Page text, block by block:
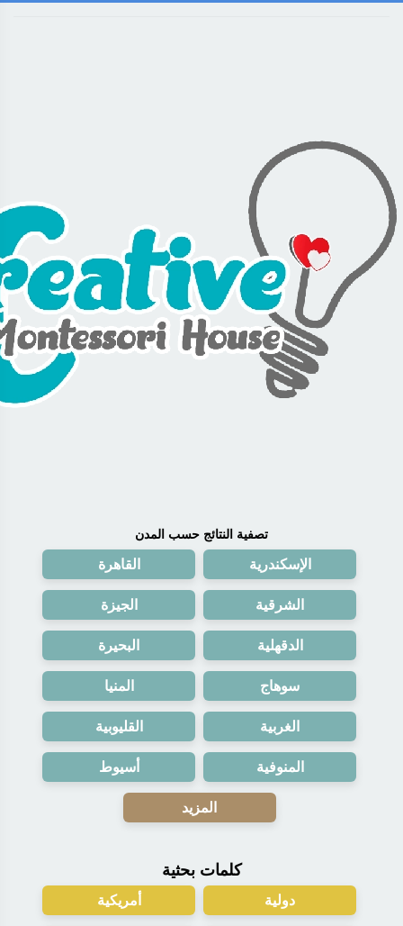
تصفية النتائج حسب المدن
الإسكندرية القاهرة
الشرقية الجيزة
الدقهلية البحيرة
سوهاج المنيا
الغربية القليوبية
المنوفية أسيوط
المزيد
كلمات بحثية
دولية أمريكية